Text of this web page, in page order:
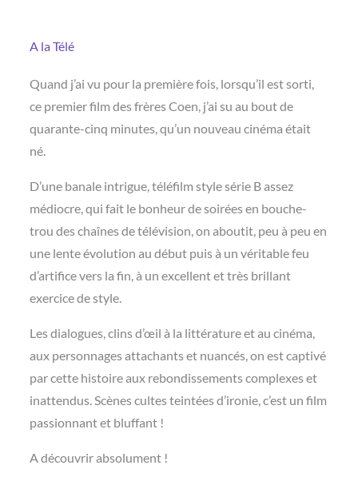
A la Télé
Quand j’ai vu pour la première fois, lorsqu’il est sorti,
ce premier film des frères Coen, j’ai su au bout de
quarante-cinq minutes, qu’un nouveau cinéma était
né.
D’une banale intrigue, téléfilm style série B assez
médiocre, qui fait le bonheur de soirées en bouche-
trou des chaînes de télévision, on aboutit, peu à peu en
une lente évolution au début puis à un véritable feu
d’artifice vers la fin, à un excellent et très brillant
exercice de style.
Les dialogues, clins d’œil à la littérature et au cinéma,
aux personnages attachants et nuancés, on est captivé
par cette histoire aux rebondissements complexes et
inattendus. Scènes cultes teintées d’ironie, c’est un film
passionnant et bluffant !
A découvrir absolument !